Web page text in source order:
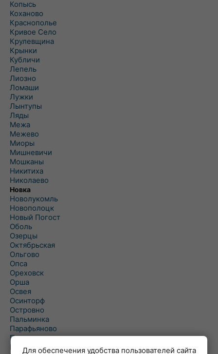
Копысь
Коханово
Краснополье
Кривое Село
Крулевщина
Крынки
Кубличи
Лепель
Лиозно
Ломаши
Лужки
Лынтупы
Ляды
Межа
Межево
Миоры
Мишневичи
Мошканы
Никитиха
Николаево
Новка
Новолукомль
Новополоцк
Новый Погост
Оболь
Озерцы
Октябрьская
Ольгово
Опса
Ореховск
Орша
Освея
Осинторф
Островно
Пальминка
Парафьяново
Плисса
ПовятьеДля обеспечения удобства пользователей сайта